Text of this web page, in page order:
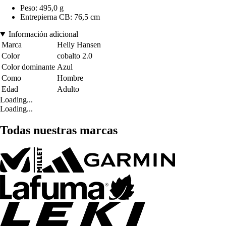
Peso: 495,0 g
Entrepierna CB: 76,5 cm
Información adicional
Marca
Helly Hansen
Color
cobalto 2.0
Color dominante Azul
Como
Hombre
Edad
Adulto
Loading...
Loading...
Todas nuestras marcas